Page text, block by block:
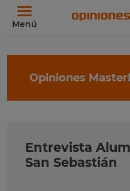
Menú
Opiniones
Entrevista
San Sebastián